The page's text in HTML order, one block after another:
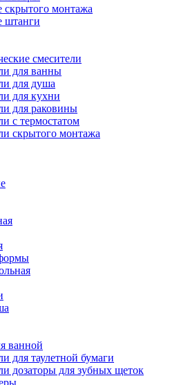
монтажа
штанги
смесители
для ванны
для душа
для кухни
для раковины
с термостатом
скрытого монтажа
ванной
для таулетной бумаги
дозаторы для зубных щеток